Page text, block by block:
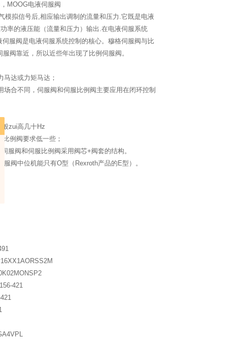
MOOG电液伺服阀
模拟信号后,相应输出调制的流量和压力.它既是电液
率的液压能（流量和压力）输出.在电液伺服系统
服阀是电液伺服系统控制的核心。穆格伺服阀与比
阀靠近，所以近些年出现了比例伺服阀。
达或力矩马达；
合不同，伺服阀和伺服比例阀主要应用在闭环控制
zui高几十Hz
例阀要求低一些；
服阀和伺服比例阀采用阀芯+阀套的结构。
阀中位机能只有O型（Rexroth产品的E型）。
421